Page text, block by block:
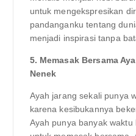
untuk mengekspresikan
pandanganku tentang
menjadi inspirasi tanpa
5. Memasak Bersama
Nenek
Ayah jarang sekali punya
karena kesibukannya
Ayah punya banyak waktu